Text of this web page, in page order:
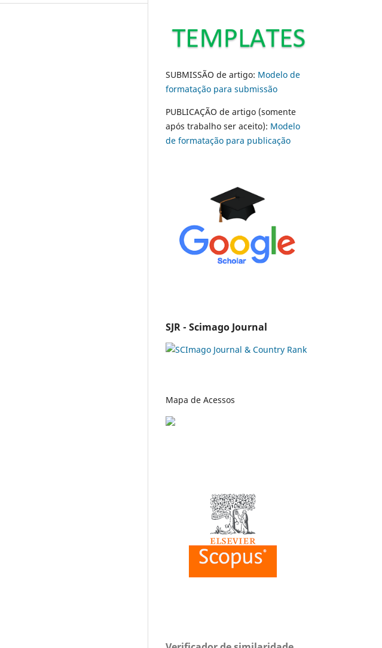
SUBMISSÃO de artigo: Modelo de
formatação para submissão
PUBLICAÇÃO de artigo (somente
após trabalho ser aceito): Modelo
de formatação para publicação
SJR - Scimago Journal
Mapa de Acessos